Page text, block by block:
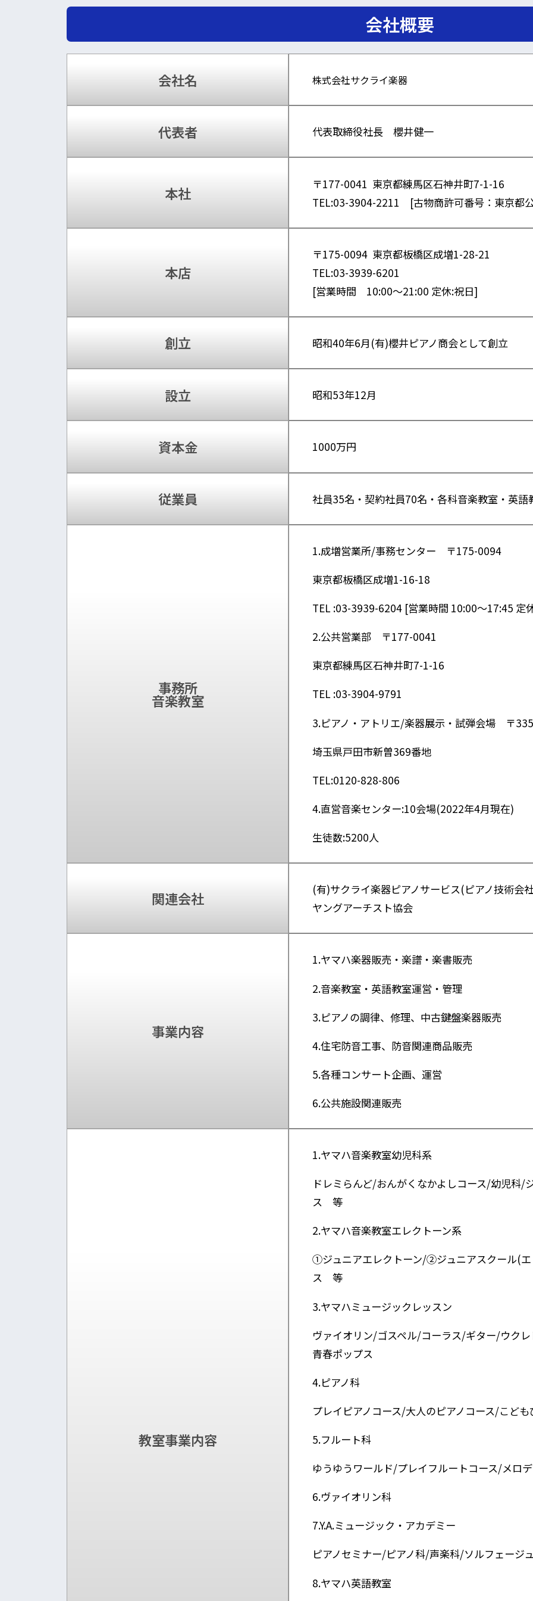
会社概要
会社名 株式会社サクライ楽器
代表者 代表取締役社長 櫻井健一
本社
〒177-0041 東京都練馬区石神井町7-1-16
TEL:03-3904-2211 [古物商許可番号：東京
本店
〒175-0094 東京都板橋区成増1-28-21
TEL:03-3939-6201
[営業時間 10:00〜21:00 定休:祝日]
創立 昭和40年6月(有)櫻井ピアノ商会として創立
設立 昭和53年12月
資本金 1000万円
従業員 社員35名・契約社員70名・各科音楽教室・英
事務所
音楽教室
1.成増営業所/事務センター 〒175-0094
東京都板橋区成増1-16-18
TEL :03-3939-6204 [営業時間 10:00〜17:45 定
2.公共営業部 〒177-0041
東京都練馬区石神井町7-1-16
TEL :03-3904-9791
3.ピアノ・アトリエ/楽器展示・試弾会場 〒
埼玉県戸田市新曽369番地
TEL:0120-828-806
4.直営音楽センター:10会場(2022年4月現在)
生徒数:5200人
関連会社
(有)サクライ楽器ピアノサービス(ピアノ技術会
ヤングアーチスト協会
事業内容
1.ヤマハ楽器販売・楽譜・楽書販売
2.音楽教室・英語教室運営・管理
3.ピアノの調律、修理、中古鍵盤楽器販売
4.住宅防音工事、防音関連商品販売
5.各種コンサート企画、運営
6.公共施設関連販売
教室事業内容
1.ヤマハ音楽教室幼児科系
ドレミらんど/おんがくなかよしコース/幼児科/
ス 等
2.ヤマハ音楽教室エレクトーン系
①ジュニアエレクトーン/②ジュニアスクール(
ス 等
3.ヤマハミュージックレッスン
ヴァイオリン/ゴスペル/コーラス/ギター/ウク
青春ポップス
4.ピアノ科
プレイピアノコース/大人のピアノコース/こど
5.フルート科
ゆうゆうワールド/プレイフルートコース/メロ
6.ヴァイオリン科
7.Y.A.ミュージック・アカデミー
ピアノセミナー/ピアノ科/声楽科/ソルフェージ
8.ヤマハ英語教室